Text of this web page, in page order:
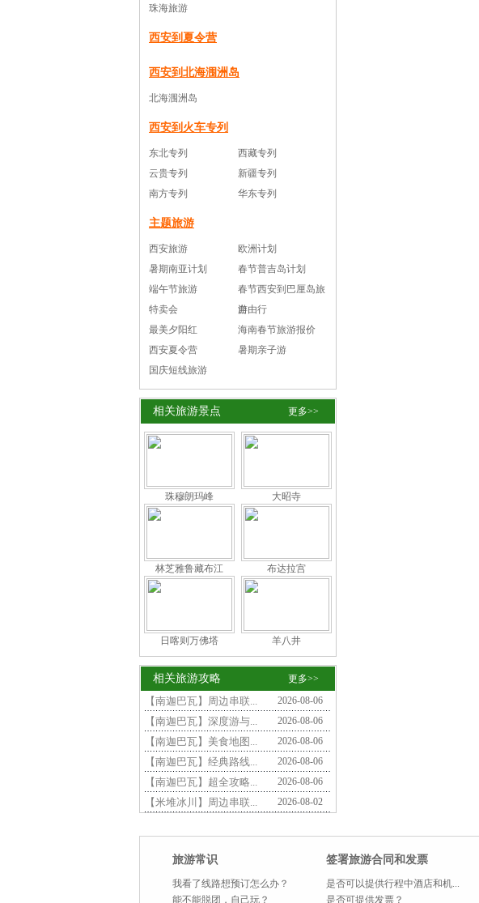
珠海旅游
西安到夏令营
西安到北海涠洲岛
北海涠洲岛
西安到火车专列
东北专列
西藏专列
云贵专列
新疆专列
南方专列
华东专列
主题旅游
西安旅游
欧洲计划
暑期南亚计划
春节普吉岛计划
端午节旅游
春节西安到巴厘岛旅
游
特卖会
自由行
最美夕阳红
海南春节旅游报价
西安夏令营
暑期亲子游
国庆短线旅游
更多>>
相关旅游景点
珠穆朗玛峰 大昭寺
林芝雅鲁藏布江 布达拉宫
日喀则万佛塔 羊八井
更多>>
相关旅游攻略
2026-08-06
【南迦巴瓦】周边串联...
2026-08-06
【南迦巴瓦】深度游与...
2026-08-06
【南迦巴瓦】美食地图...
2026-08-06
【南迦巴瓦】经典路线...
2026-08-06
【南迦巴瓦】超全攻略...
2026-08-02
【米堆冰川】周边串联...
旅游常识
我看了线路想预订怎么办？
能不能脱团，自己玩？
签署旅游合同和发票
是否可以提供行程中酒店和机...
是否可提供发票？